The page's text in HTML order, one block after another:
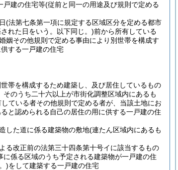
戸建の住宅等(従前と同一の用途及び規則で定める
(法第七条第一項に規定する区域区分を定める都市
れた日をいう。以下同じ。)前から所有している
姻その他規則で定める事由により別世帯を構成す
する一戸建の住宅
帯を構成するため建築し、及び居住しているもの
のうち二十六以上が市街化調整区域内にあるも
ている者その他規則で定める者が、当該土地にお
と認められる自己の居住の用に供する一戸建の住
した道に係る建築物の敷地(連たん区域内にあるも
る改正前の法第三十四条第十号イに該当するもの
係る区域のうち予定される建築物が一戸建の住
)をして建築する一戸建の住宅